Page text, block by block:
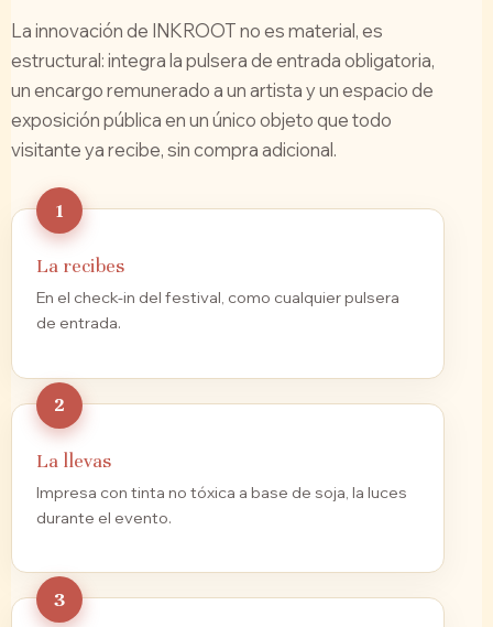
La innovación de INKROOT no es material, es
estructural: integra la pulsera de entrada obligatoria,
un encargo remunerado a un artista y un espacio de
exposición pública en un único objeto que todo
visitante ya recibe, sin compra adicional.
La recibes
En el check-in del festival, como cualquier pulsera
de entrada.
La llevas
Impresa con tinta no tóxica a base de soja, la luces
durante el evento.